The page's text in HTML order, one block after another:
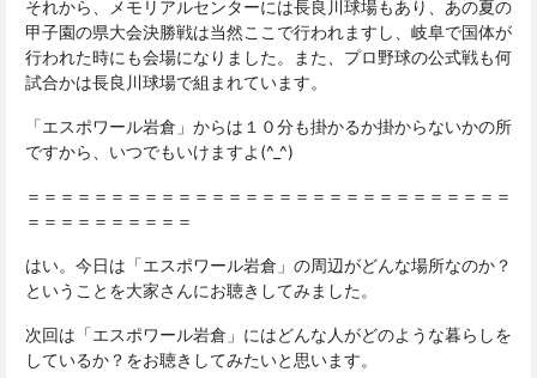
それから、メモリアルセンターには長良川球場もあり、あの夏の
甲子園の県大会決勝戦は当然ここで行われますし、岐阜で国体が
行われた時にも会場になりました。また、プロ野球の公式戦も何
試合かは長良川球場で組まれています。
「エスポワール岩倉」からは１０分も掛かるか掛からないかの所
ですから、いつでもいけますよ(^_^)
＝＝＝＝＝＝＝＝＝＝＝＝＝＝＝＝＝＝＝＝＝＝＝＝＝＝＝＝＝
＝＝＝＝＝＝＝＝＝＝
はい。今日は「エスポワール岩倉」の周辺がどんな場所なのか？
ということを大家さんにお聴きしてみました。
次回は「エスポワール岩倉」にはどんな人がどのような暮らしを
しているか？をお聴きしてみたいと思います。